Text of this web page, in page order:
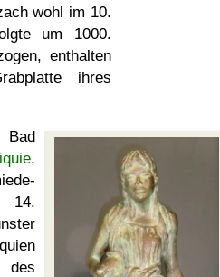
wohl im 10.
um 1000.
enthalten
ihres
,
des